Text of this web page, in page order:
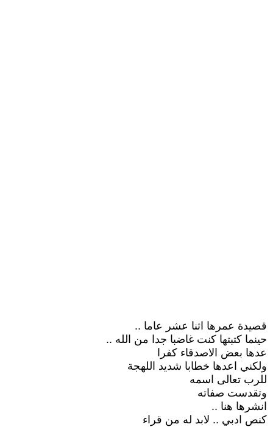
قصيدة عمرها اثنا عشر عاما ..
حينما كتبتها كنت غاضبا جدا من الله ..
عدها بعض الاصدقاء كفرا
ولكني اعدها خطابا شديد اللهجة
للرب تعالى اسمه
وتقدست صفاته
انشرها هنا ..
كنص ادبي .. لابد له من قراء